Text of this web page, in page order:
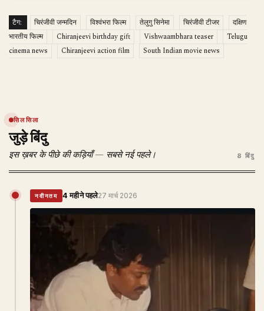
टैग: चिरंजीवी जन्मदिन विश्वंभरा फिल्म तेलुगु सिनेमा चिरंजीवी टीजर
दक्षिण
भारतीय फिल्म
Chiranjeevi birthday gift Vishwaambhara teaser
Telugu
cinema news
Chiranjeevi action film South Indian movie news
सिलसिला
जुड़े बिंदु
इस ख़बर के पीछे की कड़ियाँ — सबसे नई पहले। 8 बिंदु
नवीनतम 4 महीने पहले27 मार्च 2026